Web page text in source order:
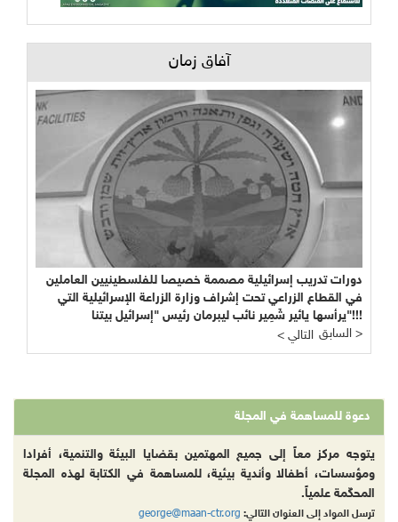
آفاق زمان
دورات تدريب إسرائيلية مصممة خصيصا للفلسطينيين العاملين
في القطاع الزراعي تحت إشراف وزارة الزراعة الإسرائيلية التي
يرأسها يائير شَمِير نائب ليبرمان رئيس "إسرائيل بيتنا"!!!
< التالي
السابق >
دعوة للمساهمة في المجلة
يتوجه مركز معاً إلى جميع المهتمين بقضايا البيئة والتنمية، أفرادا
ومؤسسات، أطفالا وأندية بيئية، للمساهمة في الكتابة لهذه المجلة
المحكّمة علمياً.
ترسل المواد إلى العنوان التالي: george@maan-ctr.org